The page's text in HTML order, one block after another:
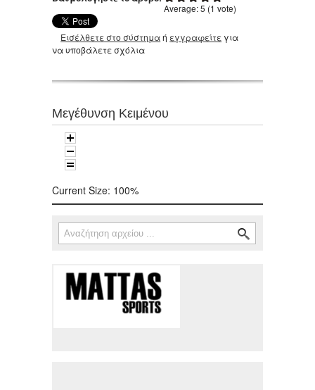
Average:5 (1 vote)
Εισέλθετε στο σύστημαή εγγραφείτε για
να υποβάλετε σχόλια
Μεγέθυνση Κειμένου
Current Size: 100%
Φόρμα αναζήτησης
Αναζήτηση